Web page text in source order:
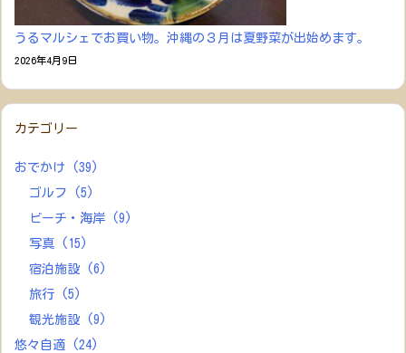
うるマルシェでお買い物。沖縄の３月は夏野菜が出始めます。
2026年4月9日
カテゴリー
おでかけ
(39)
ゴルフ
(5)
ビーチ・海岸
(9)
写真
(15)
宿泊施設
(6)
旅行
(5)
観光施設
(9)
悠々自適
(24)